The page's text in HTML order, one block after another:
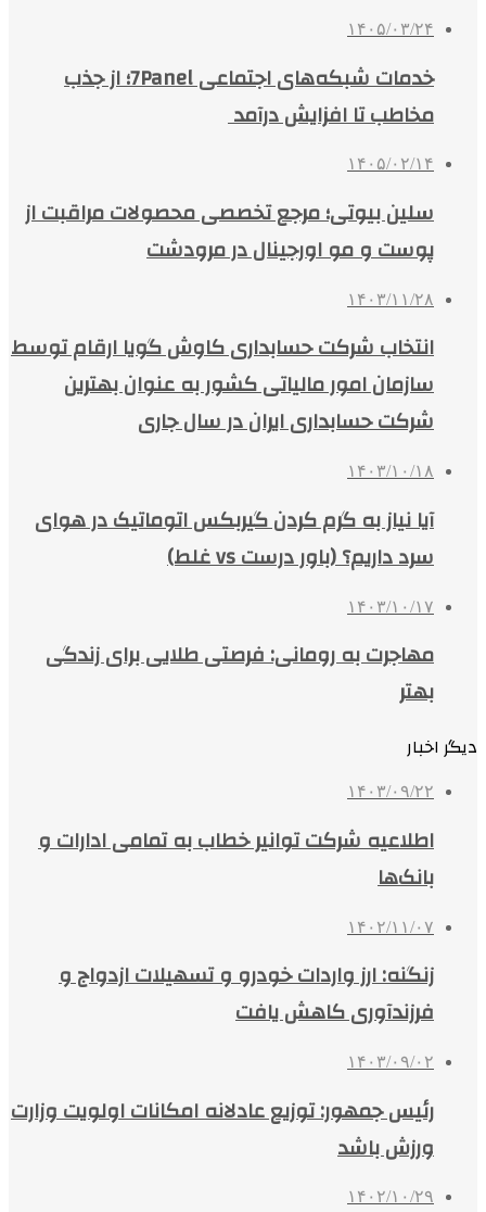
۱۴۰۵/۰۳/۲۴
خدمات شبکه‌های اجتماعی 7Panel؛ از جذب
مخاطب تا افزایش درآمد
۱۴۰۵/۰۲/۱۴
سلین بیوتی؛ مرجع تخصصی محصولات مراقبت از
پوست و مو اورجینال در مرودشت
۱۴۰۳/۱۱/۲۸
انتخاب شرکت حسابداری کاوش گویا ارقام توسط
سازمان امور مالیاتی کشور به عنوان بهترین
شرکت حسابداری ایران در سال جاری
۱۴۰۳/۱۰/۱۸
آیا نیاز به گرم کردن گیربکس اتوماتیک در هوای
سرد داریم؟ (باور درست vs غلط)
۱۴۰۳/۱۰/۱۷
مهاجرت به رومانی: فرصتی طلایی برای زندگی
بهتر
دیگر اخبار
۱۴۰۳/۰۹/۲۲
اطلاعیه شرکت توانیر خطاب به تمامی ادارات و
بانک‌ها
۱۴۰۲/۱۱/۰۷
زنگنه: ارز واردات خودرو و تسهیلات ازدواج و
فرزندآوری کاهش یافت
۱۴۰۳/۰۹/۰۲
رئیس جمهور: توزیع عادلانه امکانات اولویت وزارت
ورزش باشد
۱۴۰۲/۱۰/۲۹